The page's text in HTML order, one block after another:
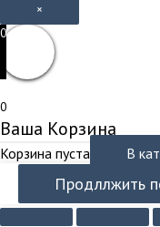
×
0
0
Ваша Корзина
Корзина пуста В
Продллжить